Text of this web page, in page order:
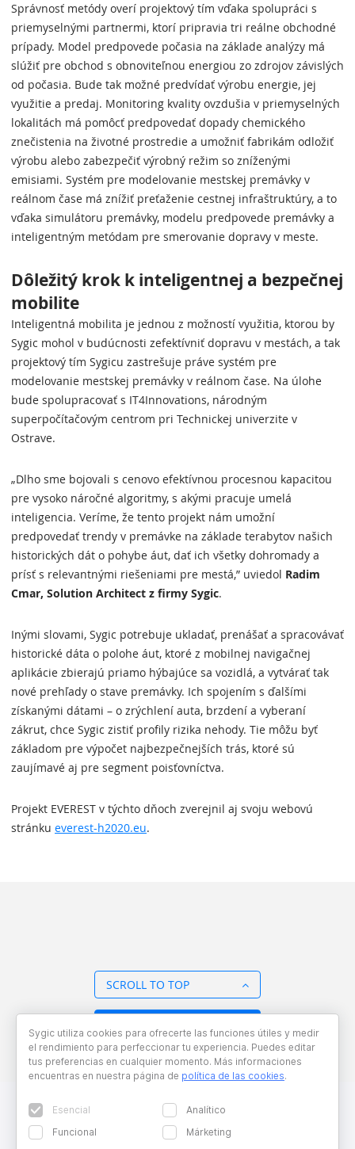
Správnosť metódy overí projektový tím vďaka spolupráci s
priemyselnými partnermi, ktorí pripravia tri reálne obchodné
prípady. Model predpovede počasia na základe analýzy má
slúžiť pre obchod s obnoviteľnou energiou zo zdrojov závislých
od počasia. Bude tak možné predvídať výrobu energie, jej
využitie a predaj. Monitoring kvality ovzdušia v priemyselných
lokalitách má pomôcť predpovedať dopady chemického
znečistenia na životné prostredie a umožniť fabrikám odložiť
výrobu alebo zabezpečiť výrobný režim so zníženými
emisiami. Systém pre modelovanie mestskej premávky v
reálnom čase má znížiť preťaženie cestnej infraštruktúry, a to
vďaka simulátoru premávky, modelu predpovede premávky a
inteligentným metódam pre smerovanie dopravy v meste.
Dôležitý krok k inteligentnej a bezpečnej
mobilite
Inteligentná mobilita je jednou z možností využitia, ktorou by
Sygic mohol v budúcnosti zefektívniť dopravu v mestách, a tak
projektový tím Sygicu zastrešuje práve systém pre
modelovanie mestskej premávky v reálnom čase. Na úlohe
bude spolupracovať s IT4Innovations, národným
superpočítačovým centrom pri Technickej univerzite v
Ostrave.
„Dlho sme bojovali s cenovo efektívnou procesnou kapacitou
pre vysoko náročné algoritmy, s akými pracuje umelá
inteligencia. Veríme, že tento projekt nám umožní
predpovedať trendy v premávke na základe terabytov našich
historických dát o pohybe áut, dať ich všetky dohromady a
prísť s relevantnými riešeniami pre mestá,” uviedol Radim
Cmar, Solution Architect z firmy Sygic.
Inými slovami, Sygic potrebuje ukladať, prenášať a spracovávať
historické dáta o polohe áut, ktoré z mobilnej navigačnej
aplikácie zbierajú priamo hýbajúce sa vozidlá, a vytvárať tak
nové prehľady o stave premávky. Ich spojením s ďalšími
získanými dátami – o zrýchlení auta, brzdení a vyberaní
zákrut, chce Sygic zistiť profily rizika nehody. Tie môžu byť
základom pre výpočet najbezpečnejších trás, ktoré sú
zaujímavé aj pre segment poisťovníctva.
Projekt EVEREST v týchto dňoch zverejnil aj svoju webovú
stránku everest-h2020.eu.
SCROLL TO TOP
Sygic utiliza cookies para ofrecerte las funciones útiles y medir
el rendimiento para perfeccionar tu experiencia. Puedes editar
tus preferencias en cualquier momento. Más informaciones
encuentras en nuestra página de política de las cookies.
Esencial
Analítico
Funcional
Márketing